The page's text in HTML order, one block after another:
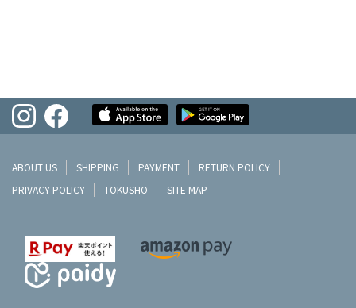
ABOUT US SHIPPING PAYMENT
RETURN POLICY
PRIVACY POLICY
TOKUSHO SITE MAP